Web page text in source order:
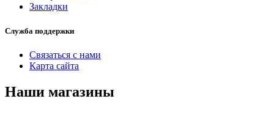
Закладки
Служба поддержки
Связаться с нами
Карта сайта
Наши магазины